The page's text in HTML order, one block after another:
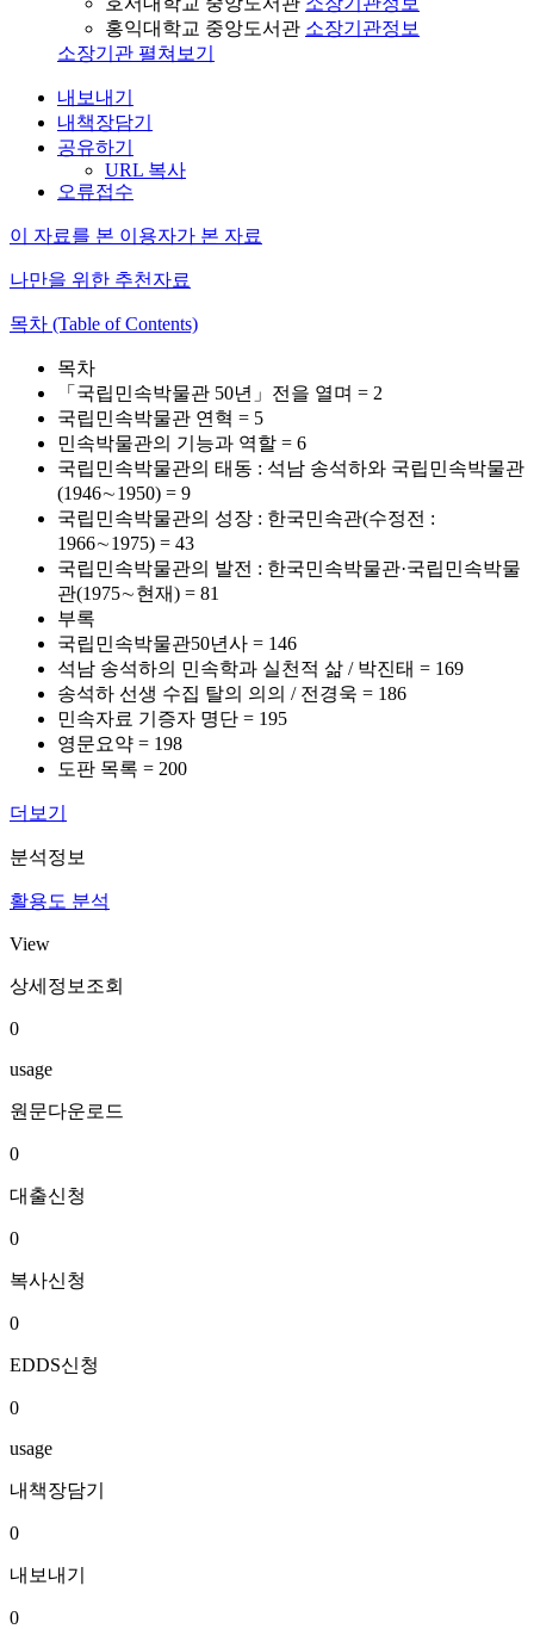
홍익대학교 중앙도서관 소장기관정보
소장기관 펼쳐보기
내보내기
내책장담기
공유하기
URL 복사
오류접수
이 자료를 본 이용자가 본 자료
나만을 위한 추천자료
목차 (Table of Contents)
목차
「국립민속박물관 50년」전을 열며 = 2
국립민속박물관 연혁 = 5
민속박물관의 기능과 역할 = 6
국립민속박물관의 태동 : 석남 송석하와 국립민속박물관
(1946∼1950) = 9
국립민속박물관의 성장 : 한국민속관(수정전 :
1966∼1975) = 43
국립민속박물관의 발전 : 한국민속박물관·국립민속박물
관(1975∼현재) = 81
부록
국립민속박물관50년사 = 146
석남 송석하의 민속학과 실천적 삶 / 박진태 = 169
송석하 선생 수집 탈의 의의 / 전경욱 = 186
민속자료 기증자 명단 = 195
영문요약 = 198
도판 목록 = 200
더보기
분석정보
활용도 분석
View
상세정보조회
0
usage
원문다운로드
0
대출신청
0
복사신청
0
EDDS신청
0
usage
내책장담기
0
내보내기
0